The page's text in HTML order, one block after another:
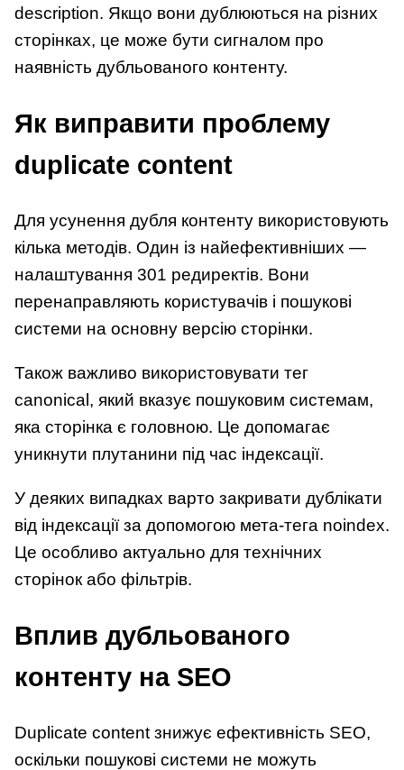
description. Якщо вони дублюються на різних
сторінках, це може бути сигналом про
наявність дубльованого контенту.
Як виправити проблему
duplicate content
Для усунення дубля контенту використовують
кілька методів. Один із найефективніших —
налаштування 301 редиректів. Вони
перенаправляють користувачів і пошукові
системи на основну версію сторінки.
Також важливо використовувати тег
canonical, який вказує пошуковим системам,
яка сторінка є головною. Це допомагає
уникнути плутанини під час індексації.
У деяких випадках варто закривати дублікати
від індексації за допомогою мета-тега noindex.
Це особливо актуально для технічних
сторінок або фільтрів.
Вплив дубльованого
контенту на SEO
Duplicate content знижує ефективність SEO,
оскільки пошукові системи не можуть